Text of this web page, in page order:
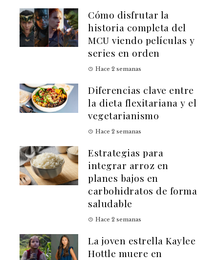
Cómo disfrutar la
historia completa del
MCU viendo películas y
series en orden
Hace 2 semanas
Diferencias clave entre
la dieta flexitariana y el
vegetarianismo
Hace 2 semanas
Estrategias para
integrar arroz en
planes bajos en
carbohidratos de forma
saludable
Hace 2 semanas
La joven estrella Kaylee
Hottle muere en